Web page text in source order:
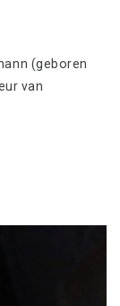
(geboren
van